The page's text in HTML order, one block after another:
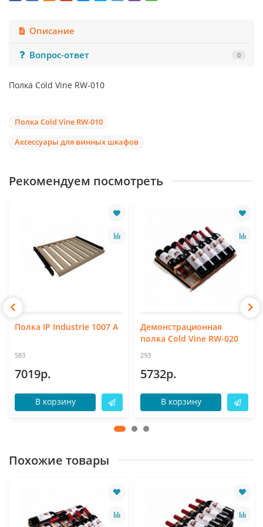
Описание
Вопрос-ответ
0
Полка Cold Vine RW-010
Полка Cold Vine RW-010
Аксессуары для винных шкафов
Рекомендуем посмотреть
Полка IP Industrie 1007 A
583
7019р.
В корзину
Демонстрационная
полка Cold Vine RW-020
293
5732р.
В корзину
Похожие товары